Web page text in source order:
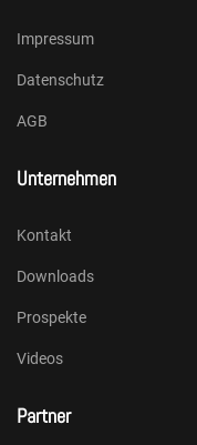
Impressum
Datenschutz
AGB
Unternehmen
Kontakt
Downloads
Prospekte
Videos
Partner